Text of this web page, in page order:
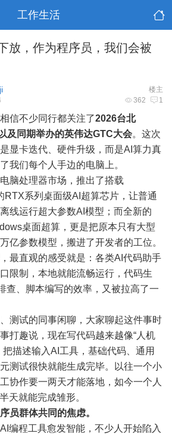
工作生活
放，作为程序员，我们会被
楼主
362 1
信不少同行都关注了2026台北
及同期举办的英伟达GTC大会。这次
显卡迭代、硬件升级，而是AI算力真
我们每个人手边的电脑上。
脑处理器市场，推出了搭载
RTX系列桌面级AI超算芯片，让普通
线运行超大参数AI模型；而全新的
桌面超算，更是把原本只有大型
亿参数模型，搬进了开发者的工位。
最直观的感受就是：各类AI代码助手
限制，本地就能流畅运行，代码生
查、脚本编写的效率，又被拉高了一
测试的同事闲聊，大家聊起这件事时
打趣说，现在写代码越来越像“人机
把描述输入AI工具，基础代码、通用
测试很快就能生成完毕。以往一个小
协作要一两天才能落地，如今一个人
天就能完成雏形。
员群体共同的焦虑。
编程工具愈发智能，不少人开始陷入